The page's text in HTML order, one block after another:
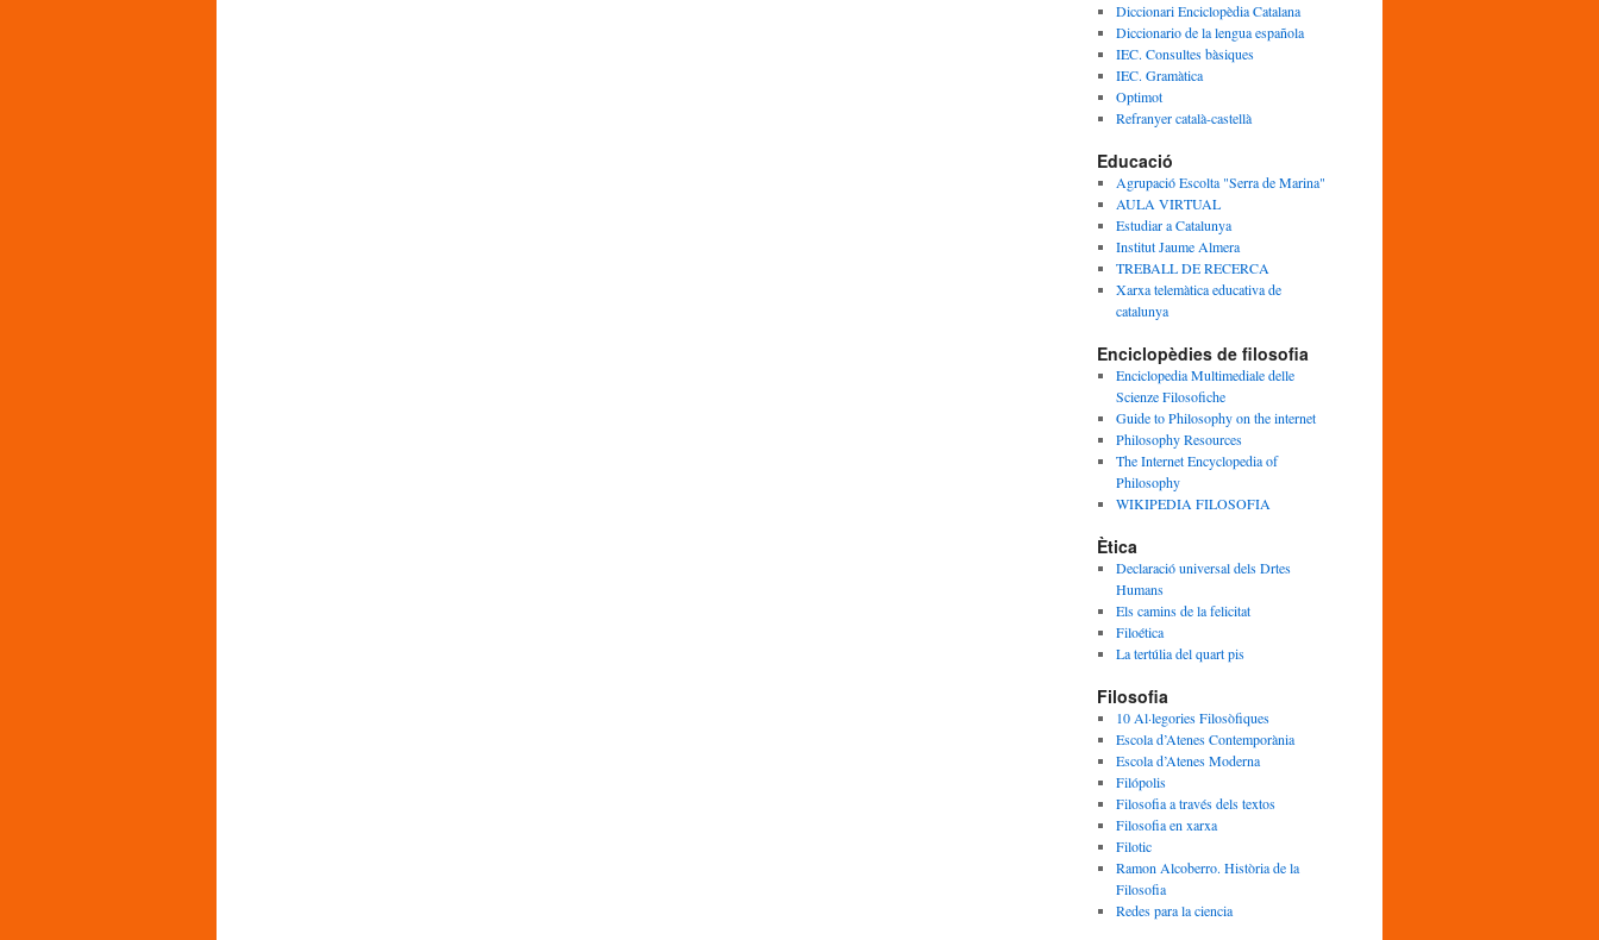
Diccionari Enciclopèdia Catalana
Diccionario de la lengua española
IEC. Consultes bàsiques
IEC. Gramàtica
Optimot
Refranyer català-castellà
Educació
Agrupació Escolta "Serra de Marina"
AULA VIRTUAL
Estudiar a Catalunya
Institut Jaume Almera
TREBALL DE RECERCA
Xarxa telemàtica educativa de
catalunya
Enciclopèdies de filosofia
Enciclopedia Multimediale delle
Scienze Filosofiche
Guide to Philosophy on the internet
Philosophy Resources
The Internet Encyclopedia of
Philosophy
WIKIPEDIA FILOSOFIA
Ètica
Declaració universal dels Drtes
Humans
Els camins de la felicitat
Filoética
La tertúlia del quart pis
Filosofia
10 Al·legories Filosòfiques
Escola d’Atenes Contemporània
Escola d’Atenes Moderna
Filópolis
Filosofia a través dels textos
Filosofia en xarxa
Filotic
Ramon Alcoberro. Història de la
Filosofia
Redes para la ciencia